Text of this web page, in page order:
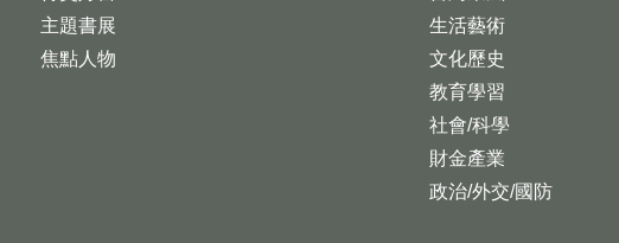
生活藝術
文化歷史
教育學習
社會/科學
財金產業
政治/外交/國防
主題書展
焦點人物